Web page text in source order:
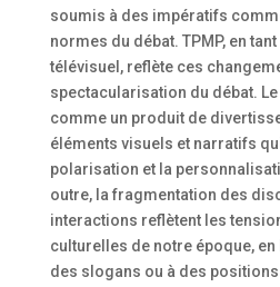
soumis à des impératifs
normes du débat. TPMP, en
télévisuel, reflète ces
spectacularisation du débat.
comme un produit de
éléments visuels et narratifs
polarisation et la
outre, la fragmentation des
interactions reflètent les
culturelles de notre époque,
des slogans ou à des